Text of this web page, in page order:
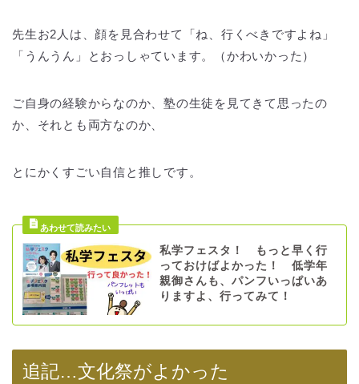
先生お2人は、顔を見合わせて「ね、行くべきですよね」
「うんうん」とおっしゃています。（かわいかった）
ご自身の経験からなのか、塾の生徒を見てきて思ったの
か、それとも両方なのか、
とにかくすごい自信と推しです。
私学フェスタ！ もっと早く行
っておけばよかった！ 低学年
親御さんも、パンフいっぱいあ
りますよ、行ってみて！
追記…文化祭がよかった